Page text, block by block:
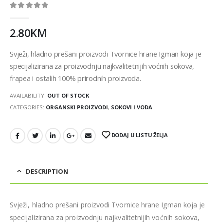
2.80KM
Svježi, hladno prešani proizvodi Tvornice hrane Igman koja je
specijalizirana za proizvodnju najkvalitetnijih voćnih sokova,
frapea i ostalih 100% prirodnih proizvoda.
AVAILABILITY: OUT OF STOCK
CATEGORIES: ORGANSKI PROIZVODI, SOKOVI I VODA
DODAJ U LISTU ŽELJA
DESCRIPTION
Svježi, hladno prešani proizvodi Tvornice hrane Igman koja je
specijalizirana za proizvodnju najkvalitetnijih voćnih sokova,